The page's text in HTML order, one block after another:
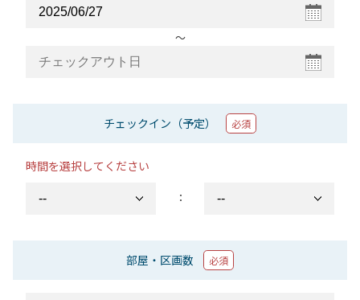
〜
チェックイン（予定） 必須
時間を選択してください
：
部屋・区画数 必須